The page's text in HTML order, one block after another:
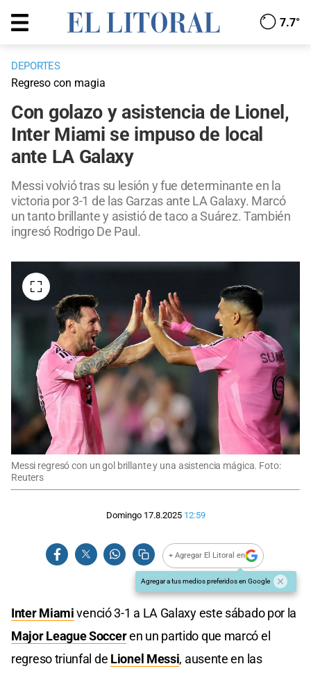
7.7°
DEPORTES
Regreso con magia
Con golazo y asistencia de Lionel,
Inter Miami se impuso de local
ante LA Galaxy
Messi volvió tras su lesión y fue determinante en la
victoria por 3-1 de las Garzas ante LA Galaxy. Marcó
un tanto brillante y asistió de taco a Suárez. También
ingresó Rodrigo De Paul.
Messi regresó con un gol brillante y una asistencia mágica. Foto:
Reuters
Domingo 17.8.2025 12:59
+ Agregar El Litoral en
Agregar a tus medios preferidos en Google
Inter Miamivenció 3-1 a LA Galaxy este sábado por la
Major League Socceren un partido que marcó el
regreso triunfal de Lionel Messi, ausente en las